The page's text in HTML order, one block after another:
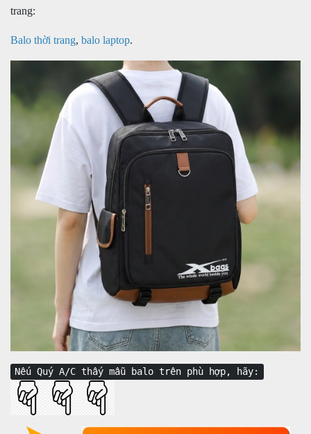
trang:
Balo thời trang, balo laptop.
Nếu Quý A/C thấy mẫu balo trên phù hợp, hãy: